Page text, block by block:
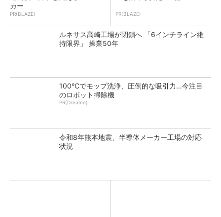
カー
PR(BLAZE) PR(BLAZE)
ルネサス高崎工場が閉鎖へ 「6インチライン維
持限界」 操業50年
100℃でモップ洗浄、圧倒的な吸引力…今注目
のロボット掃除機
PR(Dreame)
令和8年熊本地震、半導体メーカー工場の対応
状況